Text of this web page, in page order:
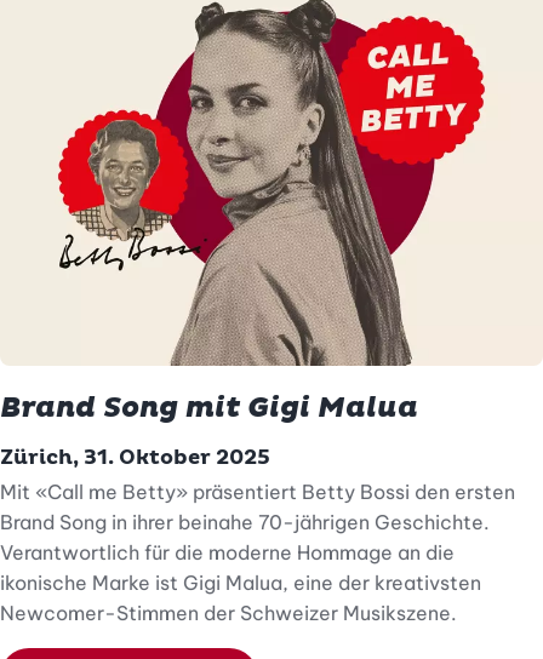
Brand Song mit Gigi Malua
Zürich, 31. Oktober 2025
Mit «Call me Betty» präsentiert Betty Bossi den ersten
Brand Song in ihrer beinahe 70-jährigen Geschichte.
Verantwortlich für die moderne Hommage an die
ikonische Marke ist Gigi Malua, eine der kreativsten
Newcomer-Stimmen der Schweizer Musikszene.